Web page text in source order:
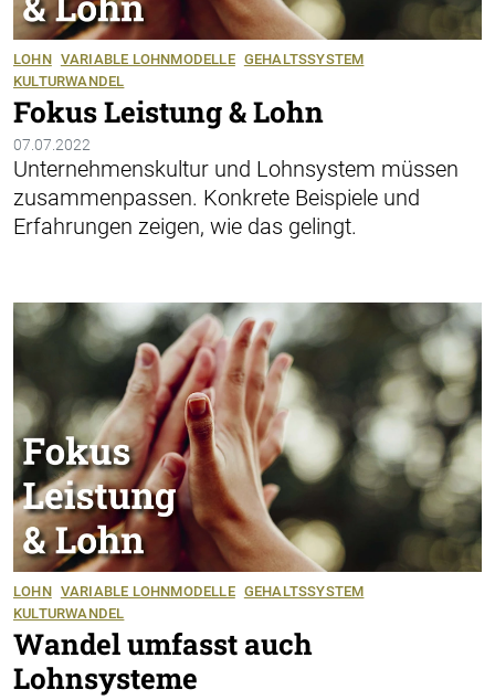
LOHN VARIABLE LOHNMODELLE GEHALTSSYSTEM
KULTURWANDEL
Fokus Leistung & Lohn
07.07.2022
Unternehmenskultur und Lohnsystem müssen
zusammenpassen. Konkrete Beispiele und
Erfahrungen zeigen, wie das gelingt.
LOHN VARIABLE LOHNMODELLE GEHALTSSYSTEM
KULTURWANDEL
Wandel umfasst auch
Lohnsysteme